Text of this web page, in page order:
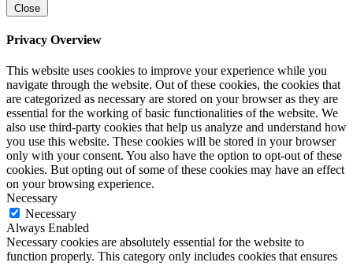
Close
Privacy Overview
This website uses cookies to improve your experience while you
navigate through the website. Out of these cookies, the cookies that
are categorized as necessary are stored on your browser as they are
essential for the working of basic functionalities of the website. We
also use third-party cookies that help us analyze and understand how
you use this website. These cookies will be stored in your browser
only with your consent. You also have the option to opt-out of these
cookies. But opting out of some of these cookies may have an effect
on your browsing experience.
Necessary
Necessary
Always Enabled
Necessary cookies are absolutely essential for the website to
function properly. This category only includes cookies that ensures